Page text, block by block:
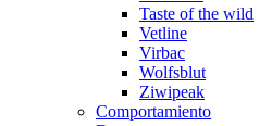
Taste of the wild
Vetline
Virbac
Wolfsblut
Ziwipeak
Comportamiento